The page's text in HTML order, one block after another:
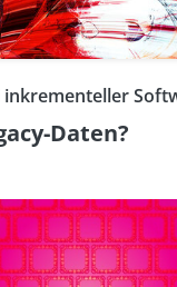
inkrementeller
Daten?